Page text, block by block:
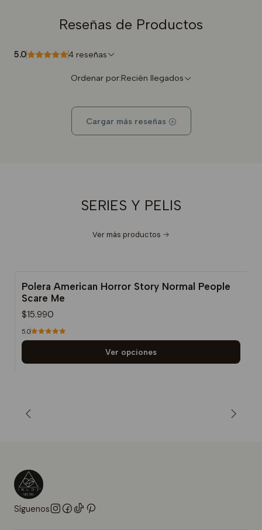
Reseñas de Productos
5.0 4 reseñas
Ordenar por:Recién llegados
Cargar más reseñas
SERIES Y PELIS
Ver más productos
Polera American Horror Story Normal People
Scare Me
$15.990
5.0
Ver opciones
Síguenos